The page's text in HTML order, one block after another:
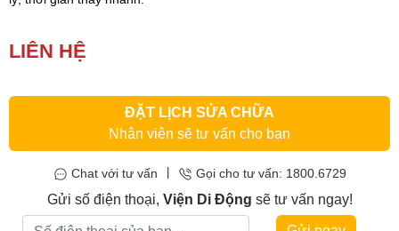
sử dụng được loa ngoài hoặc ngược lại, không điều chỉnh được âm
lượng, nghe được âm thanh nhưng không có tiếng khi quay video,
bạn cần phải
thay loa trong Samsung ngay lập tức.
LIÊN HỆ
ĐẶT LỊCH SỬA CHỮA
Nhân viên sẽ tư vấn cho bạn
Chat với tư vấn Gọi cho tư vấn: 1800.6729
Gửi số điện thoại, Viện Di Động sẽ tư vấn ngay!